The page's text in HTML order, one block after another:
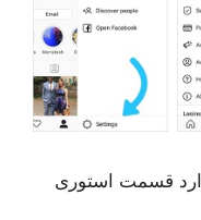
قسمت استوری